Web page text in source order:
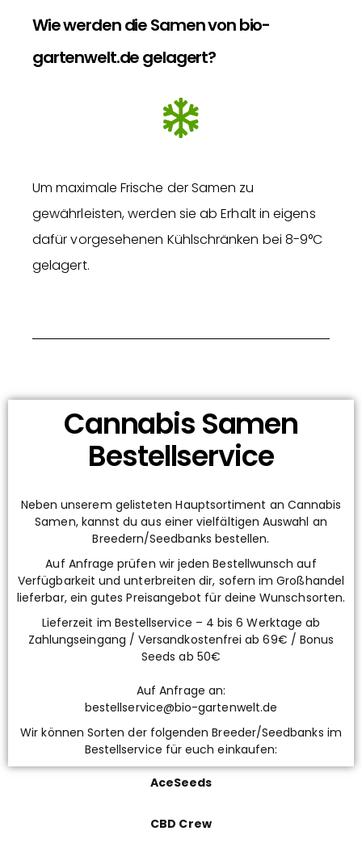
Wie werden die Samen von bio-
gartenwelt.de gelagert?
Um maximale Frische der Samen zu
gewährleisten, werden sie ab Erhalt in eigens
dafür vorgesehenen Kühlschränken bei 8-9°C
gelagert.
Cannabis Samen
Bestellservice
Neben unserem gelisteten Hauptsortiment an Cannabis
Samen, kannst du aus einer vielfältigen Auswahl an
Breedern/Seedbanks bestellen.
Auf Anfrage prüfen wir jeden Bestellwunsch auf
Verfügbarkeit und unterbreiten dir, sofern im Großhandel
lieferbar, ein gutes Preisangebot für deine Wunschsorten.
Lieferzeit im Bestellservice – 4 bis 6 Werktage ab
Zahlungseingang / Versandkostenfrei ab 69€ / Bonus
Seeds ab 50€
Auf Anfrage an:
bestellservice@bio-gartenwelt.de
Wir können Sorten der folgenden Breeder/Seedbanks im
Bestellservice für euch einkaufen:
AceSeeds
CBD Crew